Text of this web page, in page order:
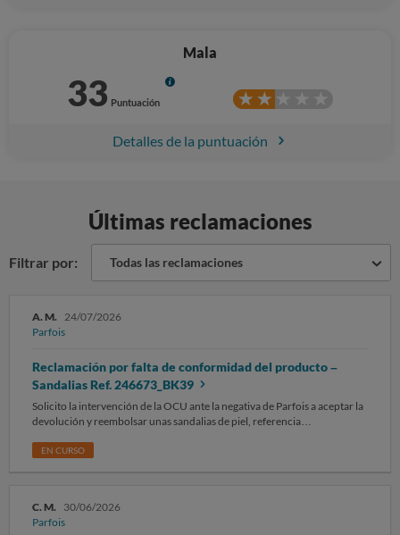
Mala
33 Puntuación
Info
Detalles de la puntuación
Últimas reclamaciones
Filtrar por: Todas las reclamaciones
A. M. 24/07/2026
Parfois
Reclamación por falta de conformidad del producto –
Sandalias Ref. 246673_BK39
Solicito la intervención de la OCU ante la negativa de Parfois a aceptar la
devolución y reembolsar unas sandalias de piel, referencia
uso, consistente en un paseo completamente normal y en condiciones de
Considero que el producto no es conforme con lo que un consumidor
puede legítimamente esperar de un calzado destinado al uso cotidiano,
EN CURSO
C. M. 30/06/2026
Parfois